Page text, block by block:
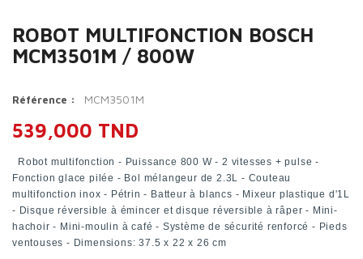
ROBOT MULTIFONCTION BOSCH
MCM3501M / 800W
Référence : MCM3501M
539,000 TND
Robot multifonction - Puissance 800 W - 2 vitesses + pulse -
Fonction glace pilée - Bol mélangeur de 2.3L - Couteau
multifonction inox - Pétrin - Batteur à blancs - Mixeur plastique d'1L
- Disque réversible à émincer et disque réversible à râper - Mini-
hachoir - Mini-moulin à café - Système de sécurité renforcé - Pieds
ventouses - Dimensions: 37.5 x 22 x 26 cm